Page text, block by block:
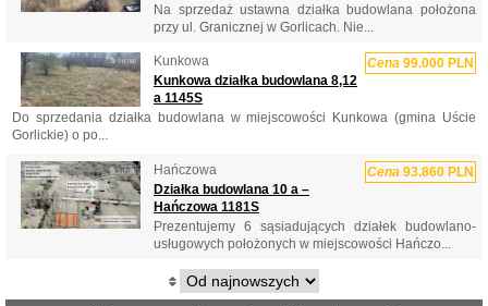
Na sprzedaż ustawna działka budowlana położona
przy ul. Granicznej w Gorlicach. Nie...
Kunkowa Cena 99.000 PLN
Kunkowa działka budowlana 8,12
a 1145S
Do sprzedania działka budowlana w miejscowości Kunkowa (gmina Uście
Gorlickie) o po...
Hańczowa Cena 93.860 PLN
Działka budowlana 10 a –
Hańczowa 1181S
Prezentujemy 6 sąsiadujących działek budowlano-
usługowych położonych w miejscowości Hańczo...